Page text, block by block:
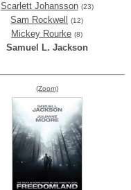
Scarlett Johansson (23)
Sam Rockwell (12)
Mickey Rourke (8)
Samuel L. Jackson
(Zoom)